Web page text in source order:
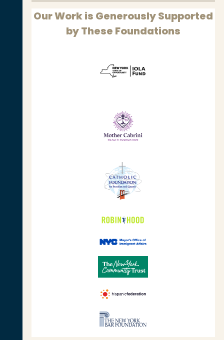
Our Work is Generously Supported
by These Foundations